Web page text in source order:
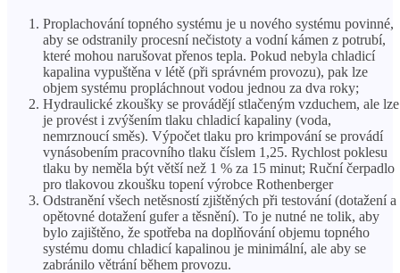
Proplachování topného systému je u nového systému povinné,
aby se odstranily procesní nečistoty a vodní kámen z potrubí,
které mohou narušovat přenos tepla. Pokud nebyla chladicí
kapalina vypuštěna v létě (při správném provozu), pak lze
objem systému propláchnout vodou jednou za dva roky;
Hydraulické zkoušky se provádějí stlačeným vzduchem, ale lze
je provést i zvýšením tlaku chladicí kapaliny (voda,
nemrznoucí směs). Výpočet tlaku pro krimpování se provádí
vynásobením pracovního tlaku číslem 1,25. Rychlost poklesu
tlaku by neměla být větší než 1 % za 15 minut; Ruční čerpadlo
pro tlakovou zkoušku topení výrobce Rothenberger
Odstranění všech netěsností zjištěných při testování (dotažení a
opětovné dotažení gufer a těsnění). To je nutné ne tolik, aby
bylo zajištěno, že spotřeba na doplňování objemu topného
systému domu chladicí kapalinou je minimální, ale aby se
zabránilo větrání během provozu.